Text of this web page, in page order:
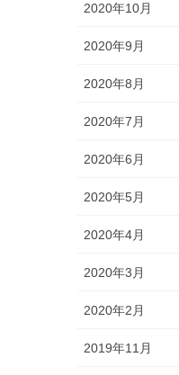
2020年10月
2020年9月
2020年8月
2020年7月
2020年6月
2020年5月
2020年4月
2020年3月
2020年2月
2019年11月